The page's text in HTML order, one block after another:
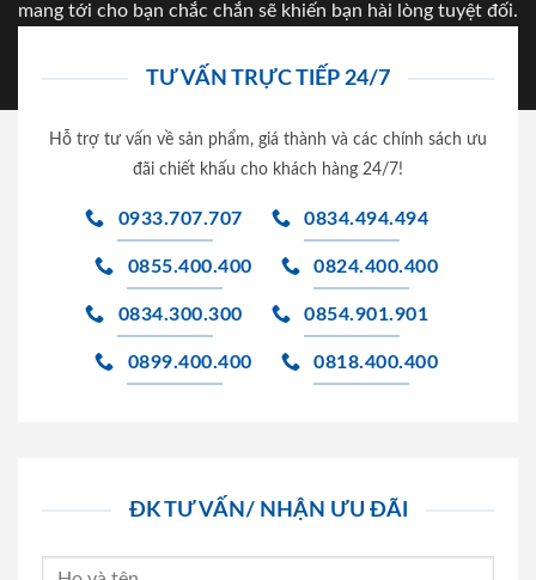
mang tới cho bạn chắc chắn sẽ khiến bạn hài lòng tuyệt đối.
TƯ VẤN TRỰC TIẾP 24/7
Hỗ trợ tư vấn về sản phẩm, giá thành và các chính sách ưu
đãi chiết khấu cho khách hàng 24/7!
0933.707.707 0834.494.494
0855.400.400 0824.400.400
0834.300.300 0854.901.901
0899.400.400 0818.400.400
ĐK TƯ VẤN/ NHẬN ƯU ĐÃI